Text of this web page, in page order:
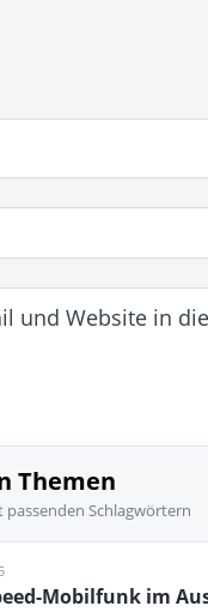
und Website in
Themen
Schlagwörtern
Mobilfunk im